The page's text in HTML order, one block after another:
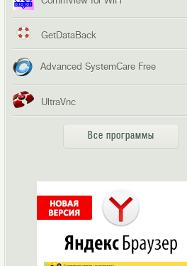
GetDataBack
Advanced SystemCare Free
UltraVnc
Все программы